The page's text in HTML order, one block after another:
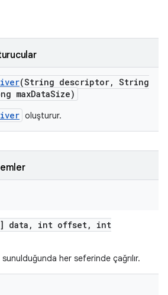
(String descriptor, String
maxDataSize)
oluşturur.
data , int offset,
int
sunulduğunda her seferinde çağrılır.